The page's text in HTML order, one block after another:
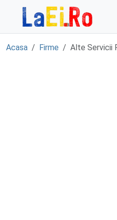
Sari la continut
Acasa Firme Alte Servicii